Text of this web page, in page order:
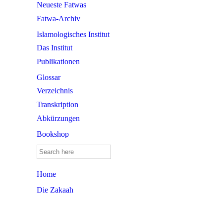
Neueste Fatwas
Fatwa-Archiv
Islamologisches Institut
Das Institut
Publikationen
Glossar
Verzeichnis
Transkription
Abkürzungen
Bookshop
Search
for:
Home
Die Zakaah